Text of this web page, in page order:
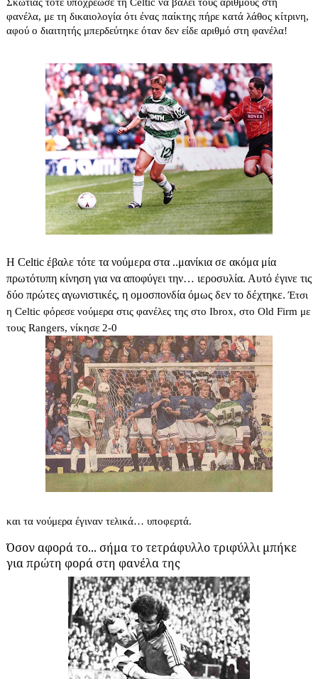
φανέλα, με τη δικαιολογία ότι ένας παίκτης πήρε κατά λάθος κίτρινη,
αφού ο διαιτητής μπερδεύτηκε όταν δεν είδε αριθμό στη φανέλα!
Η Celtic έβαλε τότε τα νούμερα στα ..μανίκια σε ακόμα μία
πρωτότυπη κίνηση για να αποφύγει την… ιεροσυλία. Αυτό έγινε τις
δύο πρώτες αγωνιστικές, η ομοσπονδία όμως δεν το δέχτηκε.Έτσι
η Celtic φόρεσε νούμερα στις φανέλες της στο Ibrox, στο Old Firm με
τους Rangers, νίκησε 2-0
και τα νούμερα έγιναν τελικά… υποφερτά.
Όσον αφορά το... σήμα το τετράφυλλο τριφύλλι μπήκε
για πρώτη φορά στη φανέλα της